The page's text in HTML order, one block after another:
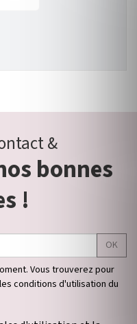
&
bonnes
!
OK
Vous trouverez pour
conditions d'utilisation du